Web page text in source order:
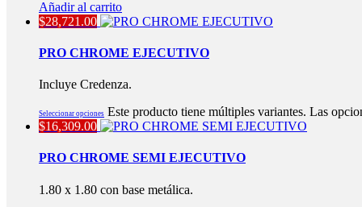
Añadir al carrito
$28,721.00
PRO CHROME EJECUTIVO
Incluye Credenza.
Seleccionar opciones Este producto tiene múltiples variantes. Las
$16,309.00
PRO CHROME SEMI EJECUTIVO
1.80 x 1.80 con base metálica.